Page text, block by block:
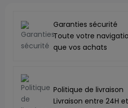
Garanties sécurité
Toute votre
que vos achats
Politique de livraison
Livraison entre 24H